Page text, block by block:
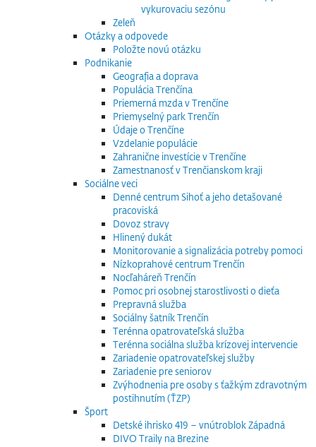
vykurovaciu sezónu
Zeleň
Otázky a odpovede
Položte novú otázku
Podnikanie
Geografia a doprava
Populácia Trenčína
Priemerná mzda v Trenčíne
Priemyselný park Trenčín
Údaje o Trenčíne
Vzdelanie populácie
Zahranične investície v Trenčíne
Zamestnanosť v Trenčianskom kraji
Sociálne veci
Denné centrum Sihoť a jeho detašované
pracoviská
Dovoz stravy
Hlinený dukát
Monitorovanie a signalizácia potreby pomoci
Nízkoprahové centrum Trenčín
Nocľaháreň Trenčín
Pomoc pri osobnej starostlivosti o dieťa
Prepravná služba
Sociálny šatník Trenčín
Terénna opatrovateľská služba
Terénna sociálna služba krízovej intervencie
Zariadenie opatrovateľskej služby
Zariadenie pre seniorov
Zvýhodnenia pre osoby s ťažkým zdravotným
postihnutím (ŤZP)
Šport
Detské ihrisko 419 – vnútroblok Západná
DIVO Traily na Brezine